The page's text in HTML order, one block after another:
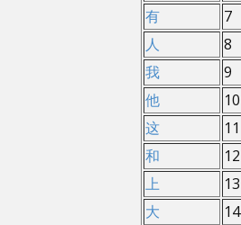
有 7
人
8
我
9
他
10
这
11
和
12
上
13
大
14